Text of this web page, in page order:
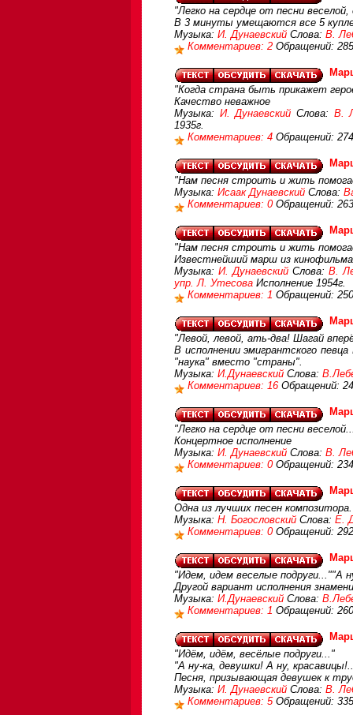
"Легко на сердце от песни
В 3 минуты умещаются все 5
Музыка: И. Дунаевский Слова: В.
Комментариев: 2 Обращений:
"Когда страна быть прикажет
Качество неважное
Музыка: И. Дунаевский Слова: В.
1935г.
Комментариев: 4 Обращений:
"Нам песня строить и жить
Музыка: Исаак Дунаевский Слова:
Комментариев: 0 Обращений:
"Нам песня строить и жить
Известнейший марш из
Музыка:И. Дунаевский Слова:В.
упр. Л. Утесова Исполнение 1954г.
Комментариев: 1 Обращений:
"Левой, левой, ать-два! Шагай
В исполнении эмигрантского
"наука" вместо "страны".
Музыка: И.Дунаевский Слова:
Комментариев: 16 Обращений:
"Легко на сердце от песни
Концертное исполнение
Музыка: И. Дунаевский Слова: В.
Комментариев: 0 Обращений:
Одна из лучших песен
Музыка: Н. Богословский Слова: Е.
Комментариев: 0 Обращений:
"Идем, идем веселые подруги...""А
Другой вариант исполнения
Музыка: И.Дунаевский Слова:
Комментариев: 1 Обращений:
"Идём, идём, весёлые подруги..."
"А ну-ка, девушки! А ну,
Песня, призывающая девушек к
Музыка: И. Дунаевский Слова: В.
Комментариев: 5 Обращений: